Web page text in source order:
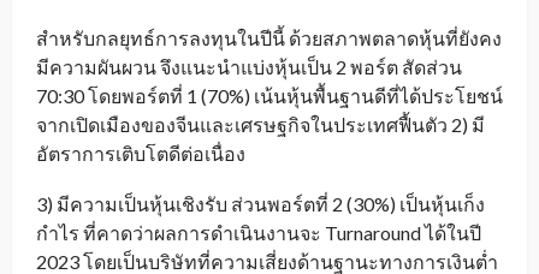
สำหรับกลยุทธ์การลงทุนในปีนี้ ด้วยสภาพตลาดหุ้นที่ยังคง
มีความผันผวน จึงแนะนำแบ่งหุ้นเป็น 2 พอร์ต สัดส่วน
70:30 โดยพอร์ตที่ 1 (70%) เน้นหุ้นพื้นฐานดีที่ได้ประโยชน์
จากเปิดเมืองของจีนและเศรษฐกิจในประเทศฟื้นตัว 2) มี
อัตราการเติบโตดีต่อเนื่อง
3) มีความเป็นหุ้นเชิงรับ ส่วนพอร์ตที่ 2 (30%) เป็นหุ้นเก็ง
กำไร ที่คาดว่าผลการดำเนินงานจะ Turnaround ได้ในปี
2023 โดยเป็นบริษัทที่ความเสี่ยงด้านฐานะทางการเงินต่ำ